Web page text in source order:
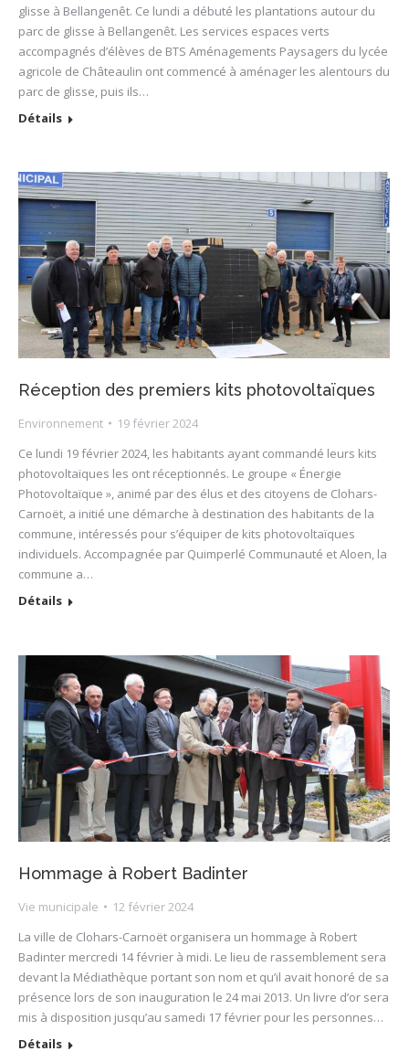
glisse à Bellangenêt. Ce lundi a débuté les plantations autour du
parc de glisse à Bellangenêt. Les services espaces verts
accompagnés d’élèves de BTS Aménagements Paysagers du lycée
agricole de Châteaulin ont commencé à aménager les alentours du
parc de glisse, puis ils…
Détails
Réception des premiers kits photovoltaïques
Environnement
19 février 2024
Ce lundi 19 février 2024, les habitants ayant commandé leurs kits
photovoltaïques les ont réceptionnés. Le groupe « Énergie
Photovoltaïque », animé par des élus et des citoyens de Clohars-
Carnoët, a initié une démarche à destination des habitants de la
commune, intéressés pour s’équiper de kits photovoltaïques
individuels. Accompagnée par Quimperlé Communauté et Aloen, la
commune a…
Détails
Hommage à Robert Badinter
Vie municipale
12 février 2024
La ville de Clohars-Carnoët organisera un hommage à Robert
Badinter mercredi 14 février à midi. Le lieu de rassemblement sera
devant la Médiathèque portant son nom et qu’il avait honoré de sa
présence lors de son inauguration le 24 mai 2013. Un livre d’or sera
mis à disposition jusqu’au samedi 17 février pour les personnes…
Détails